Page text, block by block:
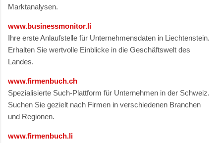
Marktanalysen.
www.businessmonitor.li
Ihre erste Anlaufstelle für Unternehmensdaten in Liechtenstein.
Erhalten Sie wertvolle Einblicke in die Geschäftswelt des
Landes.
www.firmenbuch.ch
Spezialisierte Such-Plattform für Unternehmen in der Schweiz.
Suchen Sie gezielt nach Firmen in verschiedenen Branchen
und Regionen.
www.firmenbuch.li